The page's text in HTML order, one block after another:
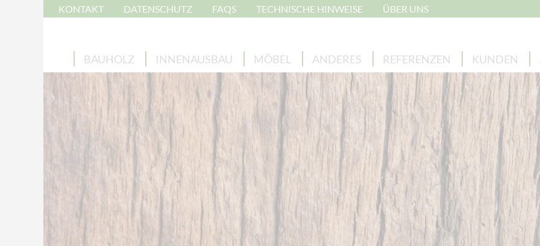
KONTAKT DATENSCHUTZ FAQS TECHNISCHE HINWEISE ÜBER UNS
BAUHOLZ INNENAUSBAU MÖBEL ANDERES REFERENZEN KUNDEN